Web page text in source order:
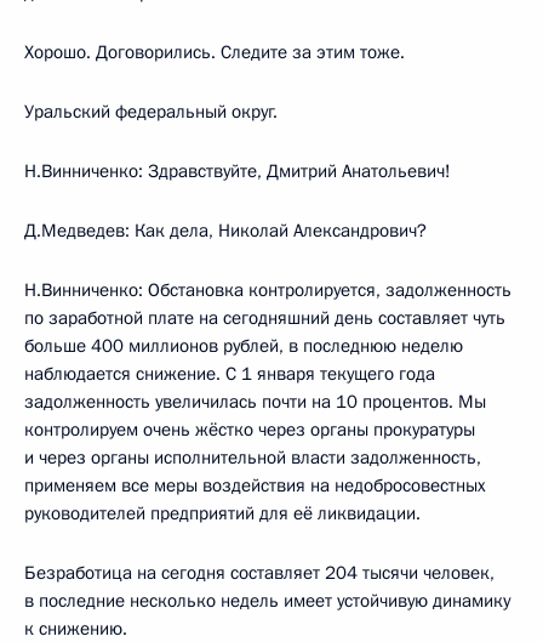
Хорошо. Договорились. Следите за этим тоже.
Уральский федеральный округ.
Н.Винниченко: Здравствуйте, Дмитрий Анатольевич!
Д.Медведев: Как дела, Николай Александрович?
Н.Винниченко: Обстановка контролируется, задолженность
по заработной плате на сегодняшний день составляет чуть
больше 400 миллионов рублей, в последнюю неделю
наблюдается снижение. С 1 января текущего года
задолженность увеличилась почти на 10 процентов. Мы
контролируем очень жёстко через органы прокуратуры
и через органы исполнительной власти задолженность,
применяем все меры воздействия на недобросовестных
руководителей предприятий для её ликвидации.
Безработица на сегодня составляет 204 тысячи человек,
в последние несколько недель имеет устойчивую динамику
к снижению.